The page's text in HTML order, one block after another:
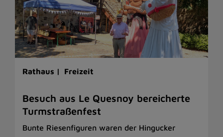
Rathaus | Freizeit
Besuch aus Le Quesnoy bereicherte
Turmstraßenfest
Bunte Riesenfiguren waren der Hingucker